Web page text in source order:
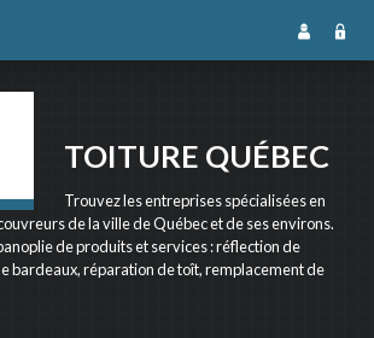
GRATUITE
en ligne vous permet de rejoindre une foule
le domaine que vous recherchez. Les entrepreneurs
TOITURE QUÉBEC
Trouvez les entreprises spécialisées en
de la ville de Québec et de ses environs.
de produits et services : réflection de
bardeaux, réparation de toît, remplacement de